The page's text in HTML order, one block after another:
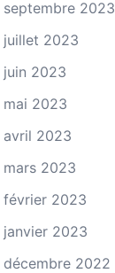
septembre 2023
juillet 2023
juin 2023
mai 2023
avril 2023
mars 2023
février 2023
janvier 2023
décembre 2022